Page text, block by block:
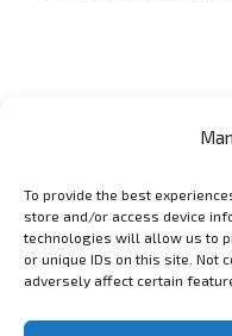
To provide the best
store and/or access device
technologies will allow us to
or unique IDs on this site. Not
adversely affect certain
GET SOCIAL